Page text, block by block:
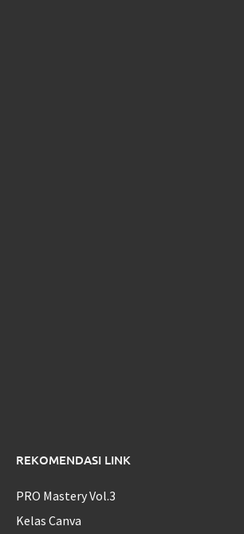
REKOMENDASI LINK
PRO Mastery Vol.3
Kelas Canva